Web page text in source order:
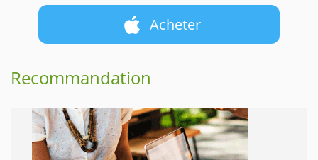
Acheter
Recommandation